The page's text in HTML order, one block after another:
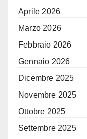
Aprile 2026
Marzo 2026
Febbraio 2026
Gennaio 2026
Dicembre 2025
Novembre 2025
Ottobre 2025
Settembre 2025